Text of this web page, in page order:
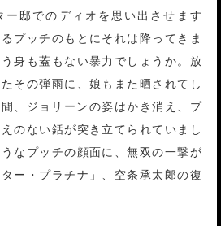
ー邸でのディオを思い出させます
プッチのもとにそれは降ってきま
身も蓋もない暴力でしょうか。放
その弾雨に、娘もまた晒されてし
、ジョリーンの姿はかき消え、プ
のない銛が突き立てられていまし
なプッチの顔面に、無双の一撃が
ー・プラチナ」、空条承太郎の復